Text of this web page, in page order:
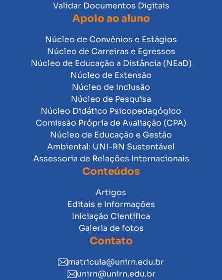
Validar Documentos Digitais
Apoio ao aluno
Núcleo de Convênios e Estágios
Núcleo de Carreiras e Egressos
Núcleo de Educação a Distância (NEaD)
Núcleo de Extensão
Núcleo de Inclusão
Núcleo de Pesquisa
Núcleo Didático Psicopedagógico
Comissão Própria de Avaliação (CPA)
Núcleo de Educação e Gestão
Ambiental: UNI-RN Sustentável
Assessoria de Relações Internacionais
Conteúdos
Artigos
Editais e Informações
Iniciação Científica
Galeria de fotos
Contato
matricula@unirn.edu.br
unirn@unirn.edu.br